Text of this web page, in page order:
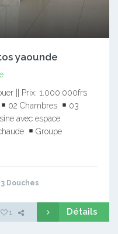
yaounde
|| Prix: 1.000.000frs
02 Chambres
03
avec espace
Groupe
3 Douches
1 Détails